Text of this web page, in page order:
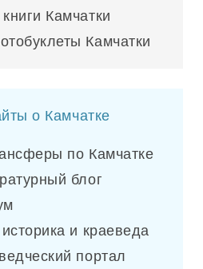
Камчатки
Камчатки
о Камчатке
по Камчатке
блог
и краеведа
портал